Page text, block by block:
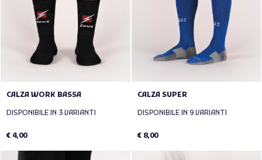
CALZA WORK BASSA
DISPONIBILE IN 3 VARIANTI
€ 4,00
CALZA SUPER
DISPONIBILE IN 9 VARIANTI
€ 8,00